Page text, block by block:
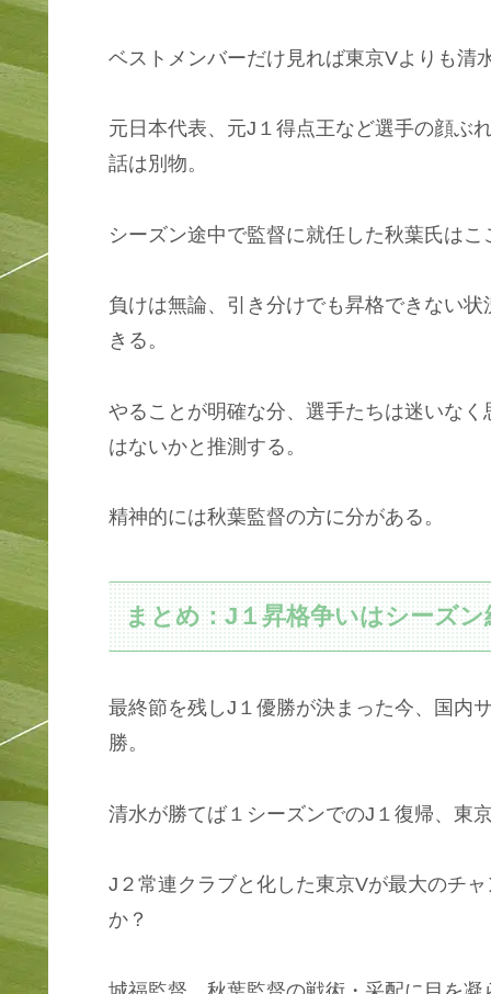
ベストメンバーだけ見れば東京Vよりも清
元日本代表、元J１得点王など選手の顔ぶ
話は別物。
シーズン途中で監督に就任した秋葉氏は
負けは無論、引き分けでも昇格できない
きる。
やることが明確な分、選手たちは迷いな
はないかと推測する。
精神的には秋葉監督の方に分がある。
まとめ：J１昇格争いはシーズ
最終節を残しJ１優勝が決まった今、国内
勝。
清水が勝てば１シーズンでのJ１復帰、東
J２常連クラブと化した東京Vが最大のチ
か？